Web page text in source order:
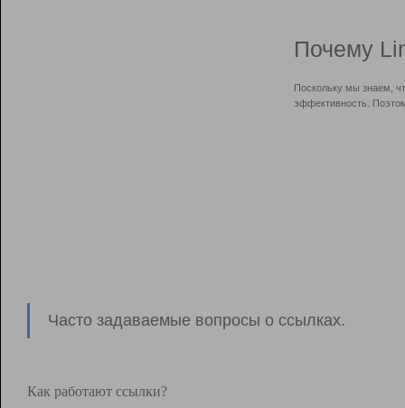
Почему
Поскольку мы знаем,
эффективность.
Часто задаваемые вопросы о ссылках.
Как работают ссылки?